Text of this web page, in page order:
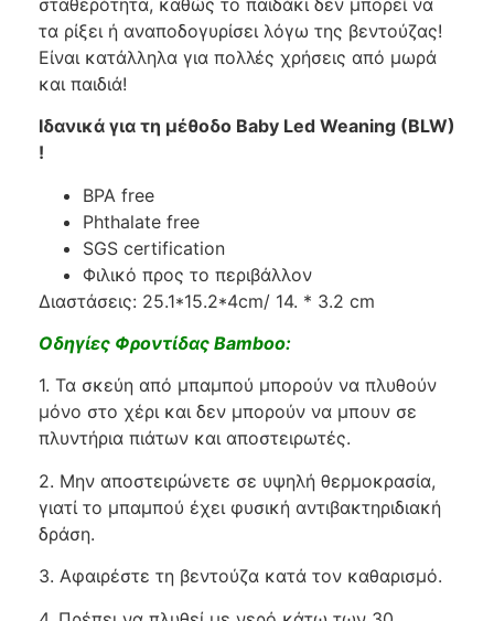
τα ρίξει ή αναποδογυρίσει λόγω της βεντούζας!
Είναι κατάλληλα για πολλές χρήσεις από μωρά
και παιδιά!
Ιδανικά για τη μέθοδο Baby Led Weaning (BLW)
!
BPA free
Phthalate free
SGS certification
Φιλικό προς το περιβάλλον
Διαστάσεις: 25.1*15.2*4cm/ 14. * 3.2 cm
Οδηγίες Φροντίδας Bamboo:
1. Τα σκεύη από μπαμπού μπορούν να πλυθούν
μόνο στο χέρι και δεν μπορούν να μπουν σε
πλυντήρια πιάτων και αποστειρωτές.
2. Μην αποστειρώνετε σε υψηλή θερμοκρασία,
γιατί το μπαμπού έχει φυσική αντιβακτηριδιακή
δράση.
3. Αφαιρέστε τη βεντούζα κατά τον καθαρισμό.